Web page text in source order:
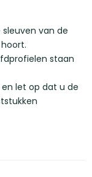
van de
staan
let op dat u de